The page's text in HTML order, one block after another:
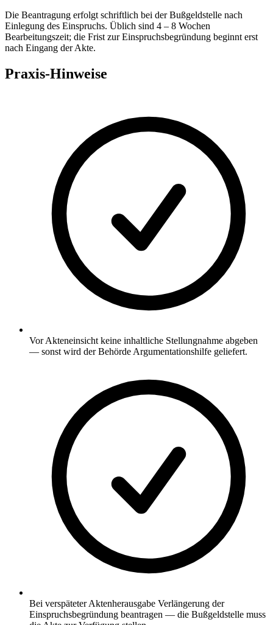
Die Beantragung erfolgt schriftlich bei der Bußgeldstelle nach
Einlegung des Einspruchs. Üblich sind 4 – 8 Wochen
Bearbeitungszeit; die Frist zur Einspruchsbegründung beginnt erst
nach Eingang der Akte.
Praxis-Hinweise
Vor Akteneinsicht keine inhaltliche Stellungnahme abgeben
— sonst wird der Behörde Argumentationshilfe geliefert.
Bei verspäteter Aktenherausgabe Verlängerung der
Einspruchsbegründung beantragen — die Bußgeldstelle muss